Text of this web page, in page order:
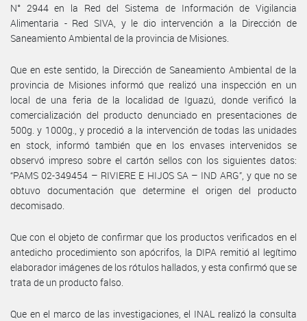
N° 2944 en la Red del Sistema de Información de Vigilancia
Alimentaria - Red SIVA, y le dio intervención a la Dirección de
Saneamiento Ambiental de la provincia de Misiones.
Que en este sentido, la Dirección de Saneamiento Ambiental de la
provincia de Misiones informó que realizó una inspección en un
local de una feria de la localidad de Iguazú, donde verificó la
comercialización del producto denunciado en presentaciones de
500g. y 1000g., y procedió a la intervención de todas las unidades
en stock, informó también que en los envases intervenidos se
observó impreso sobre el cartón sellos con los siguientes datos:
“PAMS 02-349454 – RIVIERE E HIJOS SA – IND ARG”, y que no se
obtuvo documentación que determine el origen del producto
decomisado.
Que con el objeto de confirmar que los productos verificados en el
antedicho procedimiento son apócrifos, la DIPA remitió al legítimo
elaborador imágenes de los rótulos hallados, y esta confirmó que se
trata de un producto falso.
Que en el marco de las investigaciones, el INAL realizó la consulta